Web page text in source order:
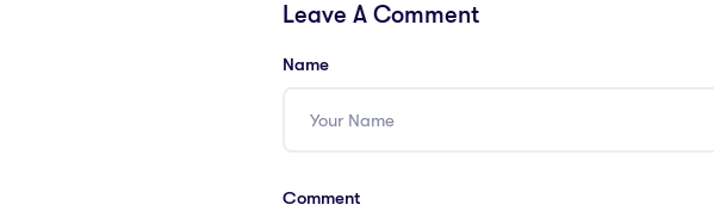
Leave A Comment
Name
Comment